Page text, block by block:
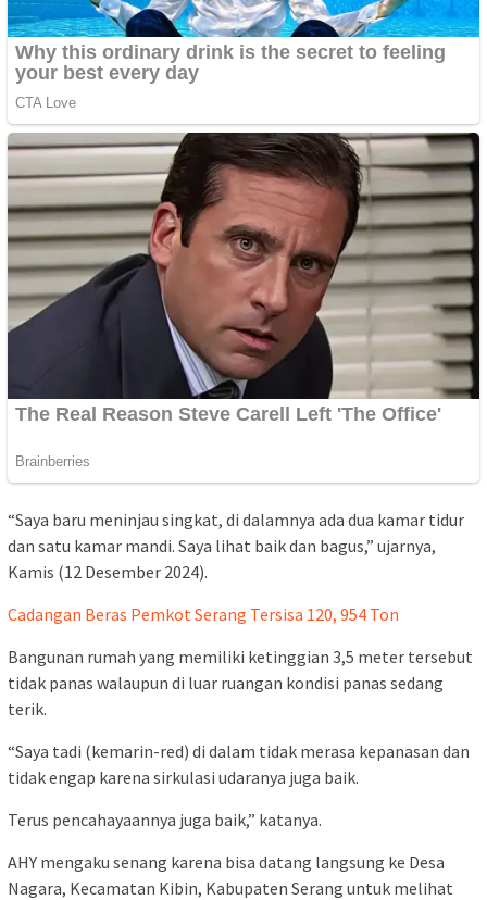
“Saya baru meninjau singkat, di dalamnya ada dua kamar tidur
dan satu kamar mandi. Saya lihat baik dan bagus,” ujarnya,
Kamis (12 Desember 2024).
Cadangan Beras Pemkot Serang Tersisa 120, 954 Ton
Bangunan rumah yang memiliki ketinggian 3,5 meter tersebut
tidak panas walaupun di luar ruangan kondisi panas sedang
terik.
“Saya tadi (kemarin-red) di dalam tidak merasa kepanasan dan
tidak engap karena sirkulasi udaranya juga baik.
Terus pencahayaannya juga baik,” katanya.
AHY mengaku senang karena bisa datang langsung ke Desa
Nagara, Kecamatan Kibin, Kabupaten Serang untuk melihat